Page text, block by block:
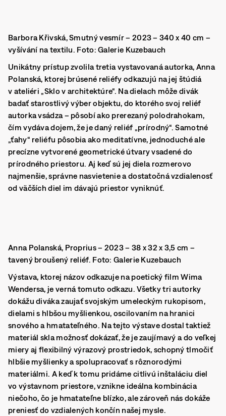
Barbora Křivská, Smutný vesmír – 2023 – 340 x 40 cm –
vyšívání na textilu. Foto: Galerie Kuzebauch
Unikátny prístup zvolila tretia vystavovaná autorka, Anna
Polanská, ktorej brúsené reliéfy odkazujú na jej štúdiá
v ateliéri „Sklo v architektúre“. Na dielach môže divák
badať starostlivý výber objektu, do ktorého svoj reliéf
autorka vsádza – pôsobí ako prerezaný polodrahokam,
čím vydáva dojem, že je daný reliéf „prírodný“. Samotné
„ťahy“ reliéfu pôsobia ako meditatívne, jednoduché ale
precízne vytvorené geometrické útvary vsadené do
prírodného priestoru. Aj keď sú jej diela rozmerovo
najmenšie, správne nasvietenie a dostatočná vzdialenosť
od väčších diel im dávajú priestor vyniknúť.
Anna Polanská, Proprius – 2023 – 38 x 32 x 3,5 cm –
tavený broušený reliéf. Foto: Galerie Kuzebauch
Výstava, ktorej názov odkazuje na poetický film Wima
Wendersa, je verná tomuto odkazu. Všetky tri autorky
dokážu diváka zaujať svojským umeleckým rukopisom,
dielami s hlbšou myšlienkou, oscilovaním na hranici
snového a hmatateľného. Na tejto výstave dostal taktiež
materiál skla možnosť dokázať, že je zaujímavý a do veľkej
miery aj flexibilný výrazový prostriedok, schopný tlmočiť
hlbšie myšlienky a spolupracovať s rôznorodými
materiálmi. A keď k tomu pridáme citlivú inštaláciu diel
vo výstavnom priestore, vznikne ideálna kombinácia
niečoho, čo je hmatateľne blízko, ale zároveň nás dokáže
preniesť do vzdialených končín našej mysle.